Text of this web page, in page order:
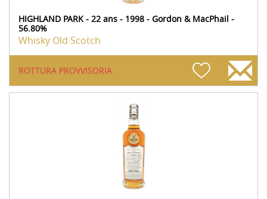
HIGHLAND PARK - 22 ans - 1998 - Gordon & MacPhail -
56.80%
Whisky Old Scotch
ROTTURA PROVVISORIA